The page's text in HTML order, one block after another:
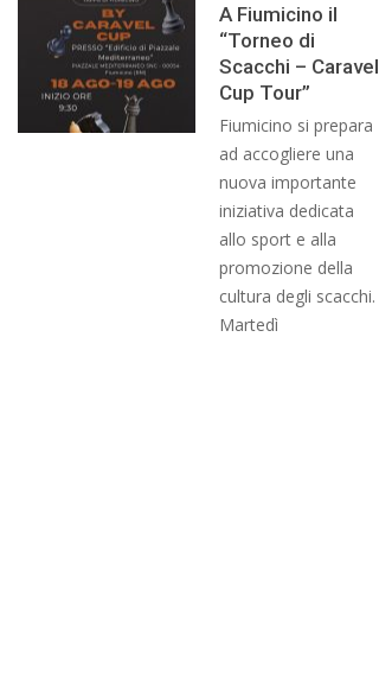
A Fiumicino il
“Torneo di
Scacchi – Caravel
Cup Tour”
Fiumicino si prepara
ad accogliere una
nuova importante
iniziativa dedicata
allo sport e alla
promozione della
cultura degli scacchi.
Martedì